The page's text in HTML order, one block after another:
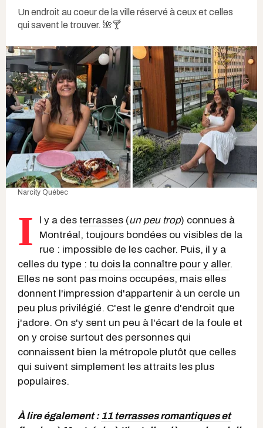
Un endroit au coeur de la ville réservé à ceux et celles
qui savent le trouver. 🌺🍸
Narcity Québec
I l y a des terrasses (un peu trop) connues à
Montréal, toujours bondées ou visibles de la
rue : impossible de les cacher. Puis, il y a
celles du type : tu dois la connaître pour y aller.
Elles ne sont pas moins occupées, mais elles
donnent l'impression d'appartenir à un cercle un
peu plus privilégié. C'est le genre d'endroit que
j'adore. On s'y sent un peu à l'écart de la foule et
on y croise surtout des personnes qui
connaissent bien la métropole plutôt que celles
qui suivent simplement les attraits les plus
populaires.
À lire également : 11 terrasses romantiques et